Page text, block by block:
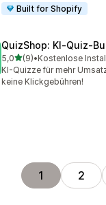
Built for Shopify
QuizShop:
5,0von 5 Sternen
(9)
9 Rezensionen insgesamt
•Kostenlose
KI-Quizze für mehr
keine Klickgebühren!
1 2